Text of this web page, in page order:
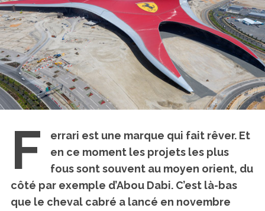
F
errari est une marque qui fait rêver. Et
en ce moment les projets les plus
fous sont souvent au moyen orient, du
côté par exemple d’Abou Dabi. C’est là-bas
que le cheval cabré a lancé en novembre